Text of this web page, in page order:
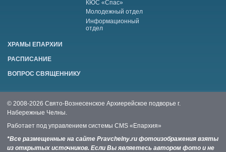
КЮС «Спас»
Молодежный отдел
Информационный
отдел
ХРАМЫ ЕПАРХИИ
РАСПИСАНИЕ
ВОПРОС СВЯЩЕННИКУ
© 2008-2026 Свято-Вознесенское Архиерейское подворье г.
Набережные Челны.
Работает под управлением системы CMS «Епархия»
*Все размещенные на сайте Pravchelny.ru фотоизображения взяты
из открытых источников. Если Вы являетесь автором фото и не